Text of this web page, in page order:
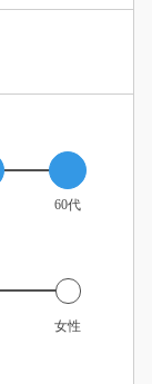
60代
女性